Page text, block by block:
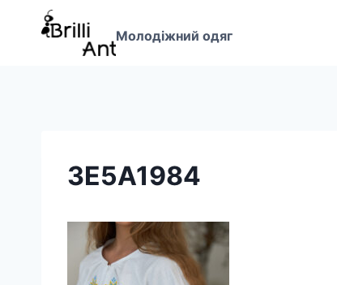
Перейти
Молодіжний одяг
3E5A1984